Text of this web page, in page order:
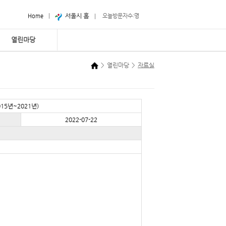
Home 오늘방문자수:명
열린마당
> 열린마당 > 자료실
년~2021년)
2022-07-22